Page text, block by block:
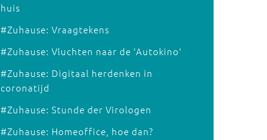
huis
#Zuhause: Vraagtekens
#Zuhause: Vluchten naar de 'Autokino'
#Zuhause: Digitaal herdenken in
coronatijd
#Zuhause: Stunde der Virologen
#Zuhause: Homeoffice, hoe dan?